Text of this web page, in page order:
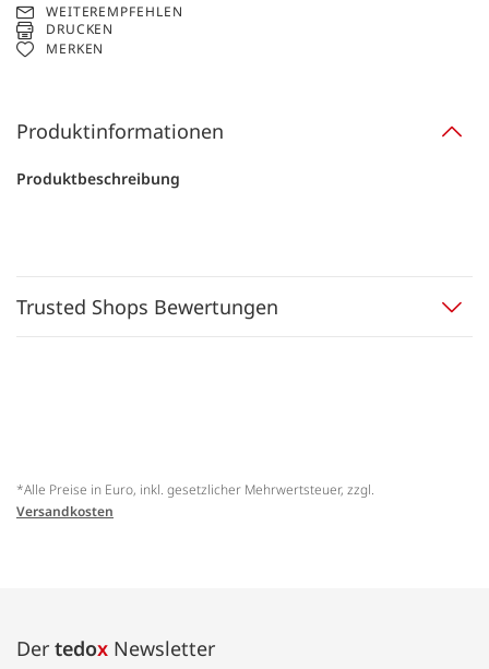
WEITEREMPFEHLEN
DRUCKEN
MERKEN
Produktinformationen
Produktbeschreibung
Trusted Shops Bewertungen
*Alle Preise in Euro, inkl. gesetzlicher Mehrwertsteuer, zzgl.
Versandkosten
Der tedox Newsletter